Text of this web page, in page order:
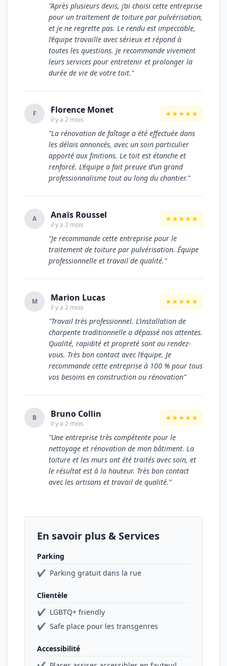
"Après plusieurs devis, j’ai choisi cette entreprise
pour un traitement de toiture par pulvérisation,
et je ne regrette pas. Le rendu est impeccable,
l’équipe travaille avec sérieux et répond à
toutes les questions. Je recommande vivement
leurs services pour entretenir et prolonger la
durée de vie de votre toit."
F Florence Monet
il y a 2 mois
★★★★★
"La rénovation de faîtage a été effectuée dans
les délais annoncés, avec un soin particulier
apporté aux finitions. Le toit est étanche et
renforcé. L’équipe a fait preuve d’un grand
professionnalisme tout au long du chantier."
A Anaïs Roussel
il y a 2 mois
★★★★★
"Je recommande cette entreprise pour le
traitement de toiture par pulvérisation. Équipe
professionnelle et travail de qualité."
M Marion Lucas
il y a 2 mois
★★★★★
"Travail très professionnel. L’installation de
charpente traditionnelle a dépassé nos attentes.
Qualité, rapidité et propreté sont au rendez-
vous. Très bon contact avec l’équipe. Je
recommande cette entreprise à 100 % pour tous
vos besoins en construction ou rénovation"
B Bruno Collin
il y a 2 mois
★★★★★
"Une entreprise très compétente pour le
nettoyage et rénovation de mon bâtiment. La
toiture et les murs ont été traités avec soin, et
le résultat est à la hauteur. Très bon contact
avec les artisans et travail de qualité."
En savoir plus & Services
Parking
✔ Parking gratuit dans la rue
Clientèle
✔ LGBTQ+ friendly
✔ Safe place pour les transgenres
Accessibilité